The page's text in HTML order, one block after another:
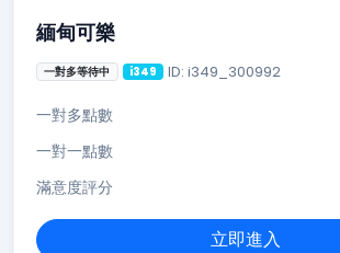
緬甸可樂
一對多等待中 i349 ID: i349_300992
一對多點數
一對一點數
滿意度評分
立即進入